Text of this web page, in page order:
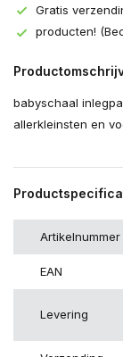
Gratis
producten!
babyschaal
allerkleinsten en
Artikelnummer
EAN
Levering